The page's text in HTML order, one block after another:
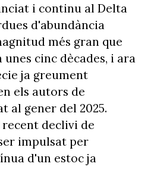
i continu al Delta
d'abundància
més gran que
unes cinc dècades, i ara
ja greument
els autors de
al gener del 2025.
recent declivi de
impulsat per
d'un estoc ja